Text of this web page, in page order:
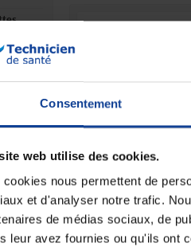
Consentement
web utilise des cookies.
cookies nous permettent de
et d'analyser notre trafic.
de médias sociaux, de
leur avez fournies ou qu'ils ont
Chaise percée
douche Moem
389,90 €